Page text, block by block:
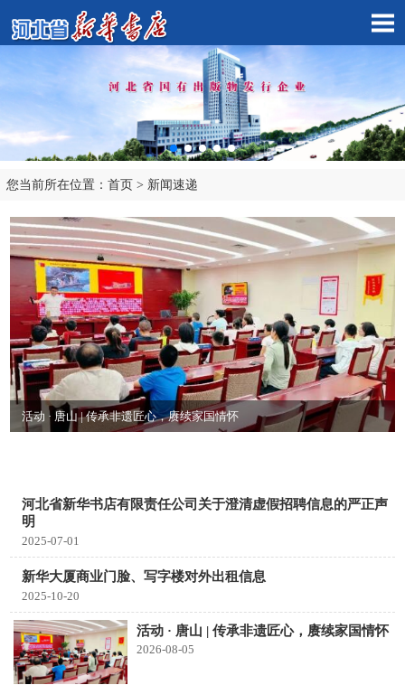
您当前所在位置： 首页 > 新闻速递
活动 · 唐山 | 传承非遗匠心，赓续家国情怀
河北省新华书店有限责任公司关于澄清虚假招聘信息的严正声
明
2025-07-01
新华大厦商业门脸、写字楼对外出租信息
2025-10-20
活动 · 唐山 | 传承非遗匠心，赓续家国情怀
2026-08-05